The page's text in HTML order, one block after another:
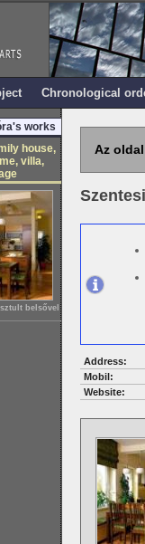
Chronological
works
house,
villa,
belsővel
Az
Address:
Mobil:
Website: